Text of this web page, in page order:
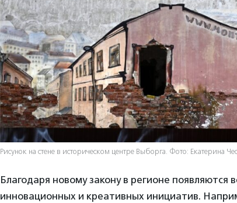
Рисунок на стене в историческом центре Выборга. Фото: Екатерина
Благодаря новому закону в регионе появляются
инновационных и креативных инициатив.